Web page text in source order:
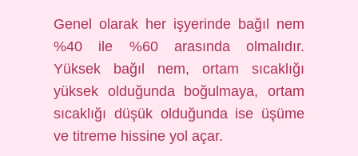
Genel olarak her işyerinde bağıl nem
%40 ile %60 arasında olmalıdır.
Yüksek bağıl nem, ortam sıcaklığı
yüksek olduğunda boğulmaya, ortam
sıcaklığı düşük olduğunda ise üşüme
ve titreme hissine yol açar.